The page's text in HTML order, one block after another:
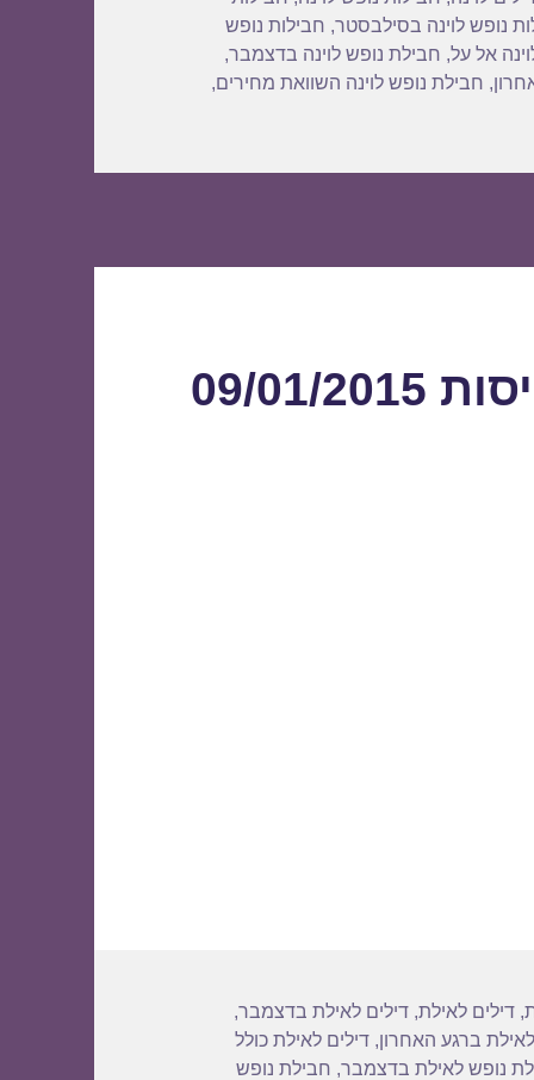
נופש לוינה בסילבסטר, חבילות נופש
אל על, חבילת נופש לוינה בדצמבר,
, חבילת נופש לוינה השוואת מחירים,
2015
כולל טיסות 09/01/2015
,דילים לאילת,דילים לאילת בדצמבר,
ברגע האחרון,דילים לאילת כולל
נופש לאילת בדצמבר, חבילת נופש